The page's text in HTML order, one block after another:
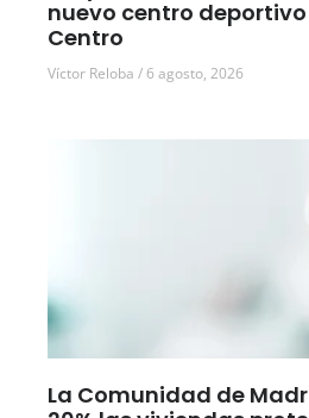
nuevo centro
Centro
Víctor Reloba 6 agosto, 2026
La Comunidad de